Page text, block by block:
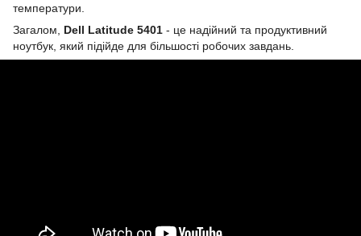
температури.
Загалом, Dell Latitude 5401 - це надійний та продуктивний
ноутбук, який підійде для більшості робочих завдань.